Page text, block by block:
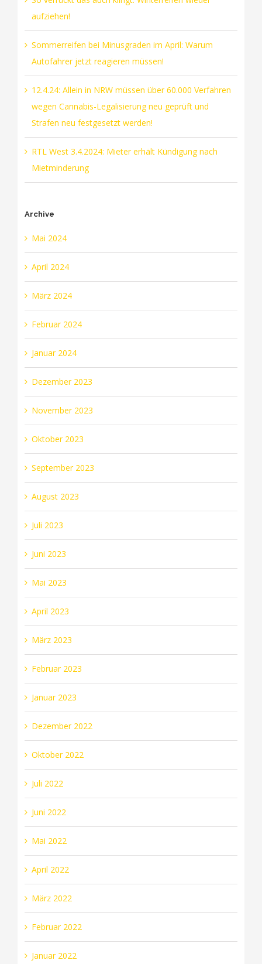
aufziehen!
Sommerreifen bei Minusgraden im April: Warum
Autofahrer jetzt reagieren müssen!
12.4.24: Allein in NRW müssen über 60.000 Verfahren
wegen Cannabis-Legalisierung neu geprüft und
Strafen neu festgesetzt werden!
RTL West 3.4.2024: Mieter erhält Kündigung nach
Mietminderung
Archive
Mai 2024
April 2024
März 2024
Februar 2024
Januar 2024
Dezember 2023
November 2023
Oktober 2023
September 2023
August 2023
Juli 2023
Juni 2023
Mai 2023
April 2023
März 2023
Februar 2023
Januar 2023
Dezember 2022
Oktober 2022
Juli 2022
Juni 2022
Mai 2022
April 2022
März 2022
Februar 2022
Januar 2022